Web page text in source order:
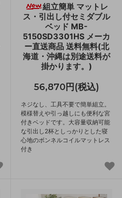
組立簡単 マットレ
ス・引出し付セミダブル
ベッド MB-
5150SD3301HS メーカ
ー直送商品 送料無料(北
海道・沖縄は別途送料が
掛かります。)
56,870円(税込)
ネジなし、工具不要で簡単組立。
模様替えや引っ越しにも便利な宮
付きベッドです。大容量収納可能
な引出し2杯としっかりとした寝
心地のボンネルコイルマットレス
付き